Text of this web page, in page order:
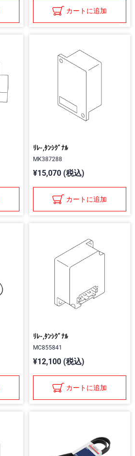
カートに追加
ﾘﾚ-,ﾀﾝｼｸﾞﾅﾙ
MK387288
¥15,070 (税込)
カートに追加
ﾘﾚ-,ﾀﾝｼｸﾞﾅﾙ
MC855841
¥12,100 (税込)
カートに追加